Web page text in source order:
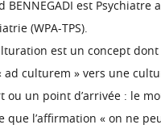
BENNEGADI est
(WPA-TPS).
est un concept
ad culturem » vers une
ou un point d’arrivée : le
que l’affirmation « on ne